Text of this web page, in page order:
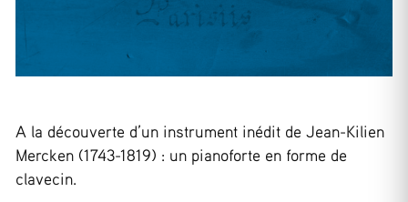
A la découverte d’un instrument inédit de Jean-Kilien
Mercken (1743-1819) : un pianoforte en forme de
clavecin.